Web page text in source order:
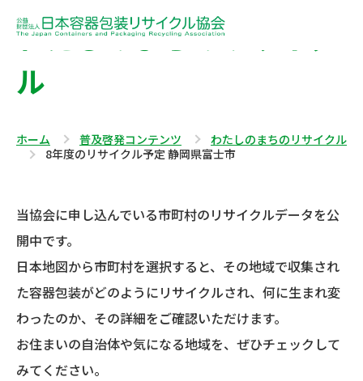
わたしのまちのリサイク
ル
ホーム 普及啓発コンテンツ
わたしのまちのリサイクル
8年度のリサイクル予定 静岡県富士市
当協会に申し込んでいる市町村のリサイクルデータを公
開中です。
日本地図から市町村を選択すると、その地域で収集され
た容器包装がどのようにリサイクルされ、何に生まれ変
わったのか、その詳細をご確認いただけます。
お住まいの自治体や気になる地域を、ぜひチェックして
みてください。